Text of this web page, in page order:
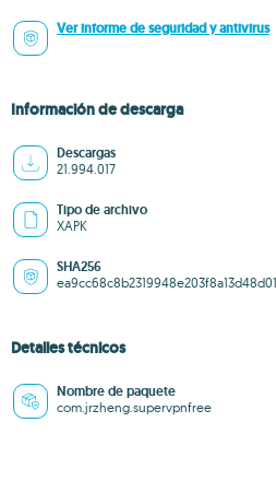
Ver informe de seguridad y antivirus
Información de descarga
Descargas
21.994.017
Tipo de archivo
XAPK
SHA256
Detalles técnicos
Nombre de paquete
com.jrzheng.supervpnfree